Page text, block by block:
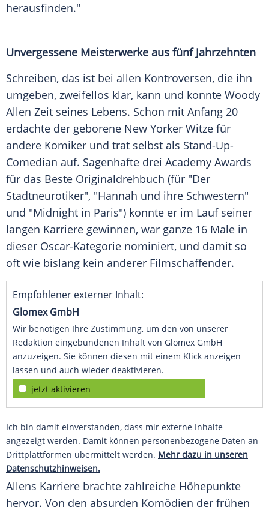
herausfinden."
Unvergessene Meisterwerke aus fünf Jahrzehnten
Schreiben, das ist bei allen Kontroversen, die ihn
umgeben, zweifellos klar, kann und konnte Woody
Allen Zeit seines Lebens. Schon mit Anfang 20
erdachte der geborene New Yorker Witze für
andere Komiker und trat selbst als Stand-Up-
Comedian auf. Sagenhafte drei Academy Awards
für das Beste Originaldrehbuch (für "Der
Stadtneurotiker", "Hannah und ihre Schwestern"
und "Midnight in Paris") konnte er im Lauf seiner
langen Karriere gewinnen, war ganze 16 Male in
dieser Oscar-Kategorie nominiert, und damit so
oft wie bislang kein anderer Filmschaffender.
Empfohlener externer Inhalt:
Glomex GmbH
Wir benötigen Ihre Zustimmung, um den von unserer
Redaktion eingebundenen Inhalt von Glomex GmbH
anzuzeigen. Sie können diesen mit einem Klick anzeigen
lassen und auch wieder deaktivieren.
jetzt aktivieren
Ich bin damit einverstanden, dass mir externe Inhalte
angezeigt werden. Damit können personenbezogene Daten an
Drittplattformen übermittelt werden. Mehr dazu in unseren
Datenschutzhinweisen.
Allens Karriere brachte zahlreiche Höhepunkte
hervor. Von den absurden Komödien der frühen